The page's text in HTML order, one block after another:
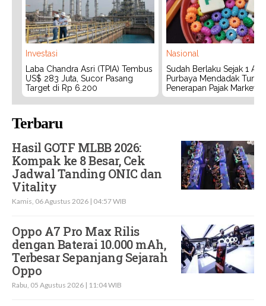
Investasi
Laba Chandra Asri (TPIA) Tembus
US$ 283 Juta, Sucor Pasang
Target di Rp 6.200
Nasional
Sudah Berlaku Sejak 1
Purbaya Mendadak Tunda
Penerapan Pajak
Terbaru
Hasil GOTF MLBB 2026:
Kompak ke 8 Besar, Cek
Jadwal Tanding ONIC dan
Vitality
Kamis, 06 Agustus 2026 | 04:57 WIB
Oppo A7 Pro Max Rilis
dengan Baterai 10.000 mAh,
Terbesar Sepanjang Sejarah
Oppo
Rabu, 05 Agustus 2026 | 11:04 WIB